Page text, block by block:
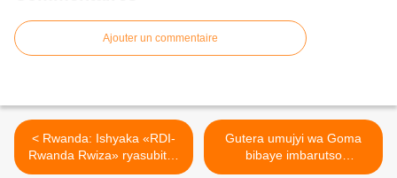
Ajouter un commentaire
< Rwanda: Ishyaka «RDI-
Rwanda Rwiza» ryasubitse
ikiganiro mbwirwaruhame
Gutera umujyi wa Goma
bibaye imbarutso
y’intambara y’akarere kose